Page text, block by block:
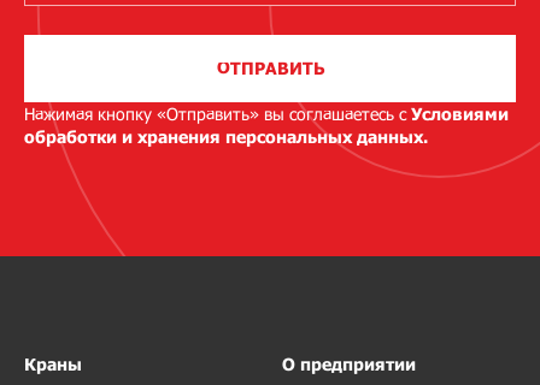
ОТПРАВИТЬ
Нажимая кнопку «Отправить» вы соглашаетесь сУсловиями
обработки и хранения персональных данных.
Краны О предприятии